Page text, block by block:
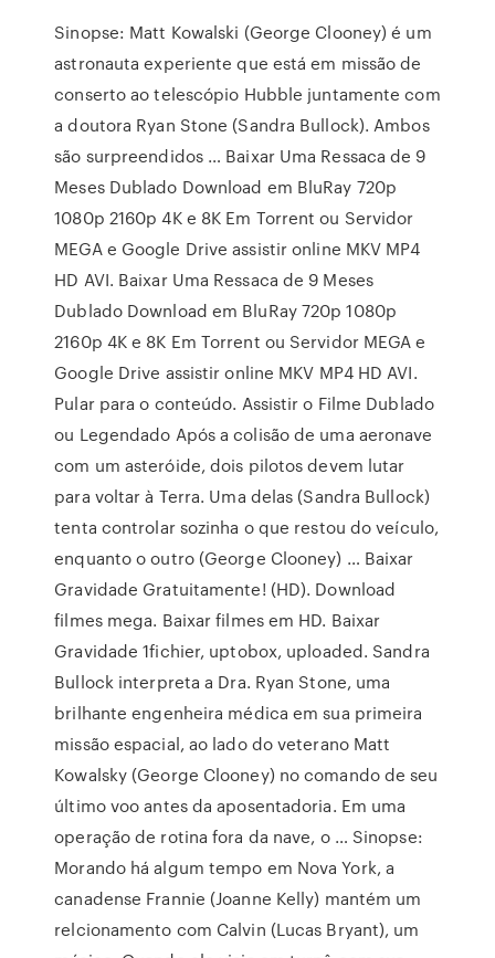
Sinopse: Matt Kowalski (George Clooney) é um
astronauta experiente que está em missão de
conserto ao telescópio Hubble juntamente com
a doutora Ryan Stone (Sandra Bullock). Ambos
são surpreendidos … Baixar Uma Ressaca de 9
Meses Dublado Download em BluRay 720p
1080p 2160p 4K e 8K Em Torrent ou Servidor
MEGA e Google Drive assistir online MKV MP4
HD AVI. Baixar Uma Ressaca de 9 Meses
Dublado Download em BluRay 720p 1080p
2160p 4K e 8K Em Torrent ou Servidor MEGA e
Google Drive assistir online MKV MP4 HD AVI.
Pular para o conteúdo. Assistir o Filme Dublado
ou Legendado Após a colisão de uma aeronave
com um asteróide, dois pilotos devem lutar
para voltar à Terra. Uma delas (Sandra Bullock)
tenta controlar sozinha o que restou do veículo,
enquanto o outro (George Clooney) … Baixar
Gravidade Gratuitamente! (HD). Download
filmes mega. Baixar filmes em HD. Baixar
Gravidade 1fichier, uptobox, uploaded. Sandra
Bullock interpreta a Dra. Ryan Stone, uma
brilhante engenheira médica em sua primeira
missão espacial, ao lado do veterano Matt
Kowalsky (George Clooney) no comando de seu
último voo antes da aposentadoria. Em uma
operação de rotina fora da nave, o … Sinopse:
Morando há algum tempo em Nova York, a
canadense Frannie (Joanne Kelly) mantém um
relcionamento com Calvin (Lucas Bryant), um